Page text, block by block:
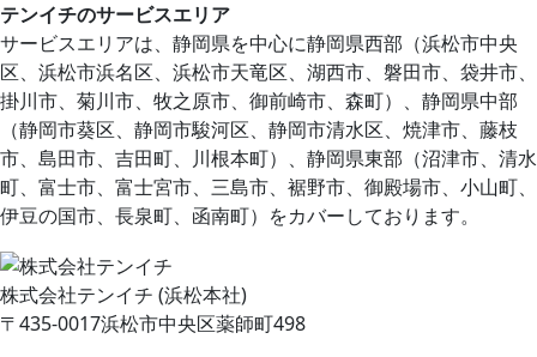
テンイチのサービスエリア
サービスエリアは、静岡県を中心に静岡県⻄部（浜松市中央
区、浜松市浜名区、浜松市天竜区、湖⻄市、磐田市、袋井市、
掛川市、菊川市、牧之原市、御前崎市、森町）、静岡県中部
（静岡市葵区、静岡市駿河区、静岡市清水区、焼津市、藤枝
市、島田市、吉田町、川根本町）、静岡県東部（沼津市、清水
町、富士市、富士宮市、三島市、裾野市、御殿場市、小山町、
伊豆の国市、⻑泉町、函南町）をカバーしております。
株式会社テンイチ (浜松本社)
〒435-0017浜松市中央区薬師町498